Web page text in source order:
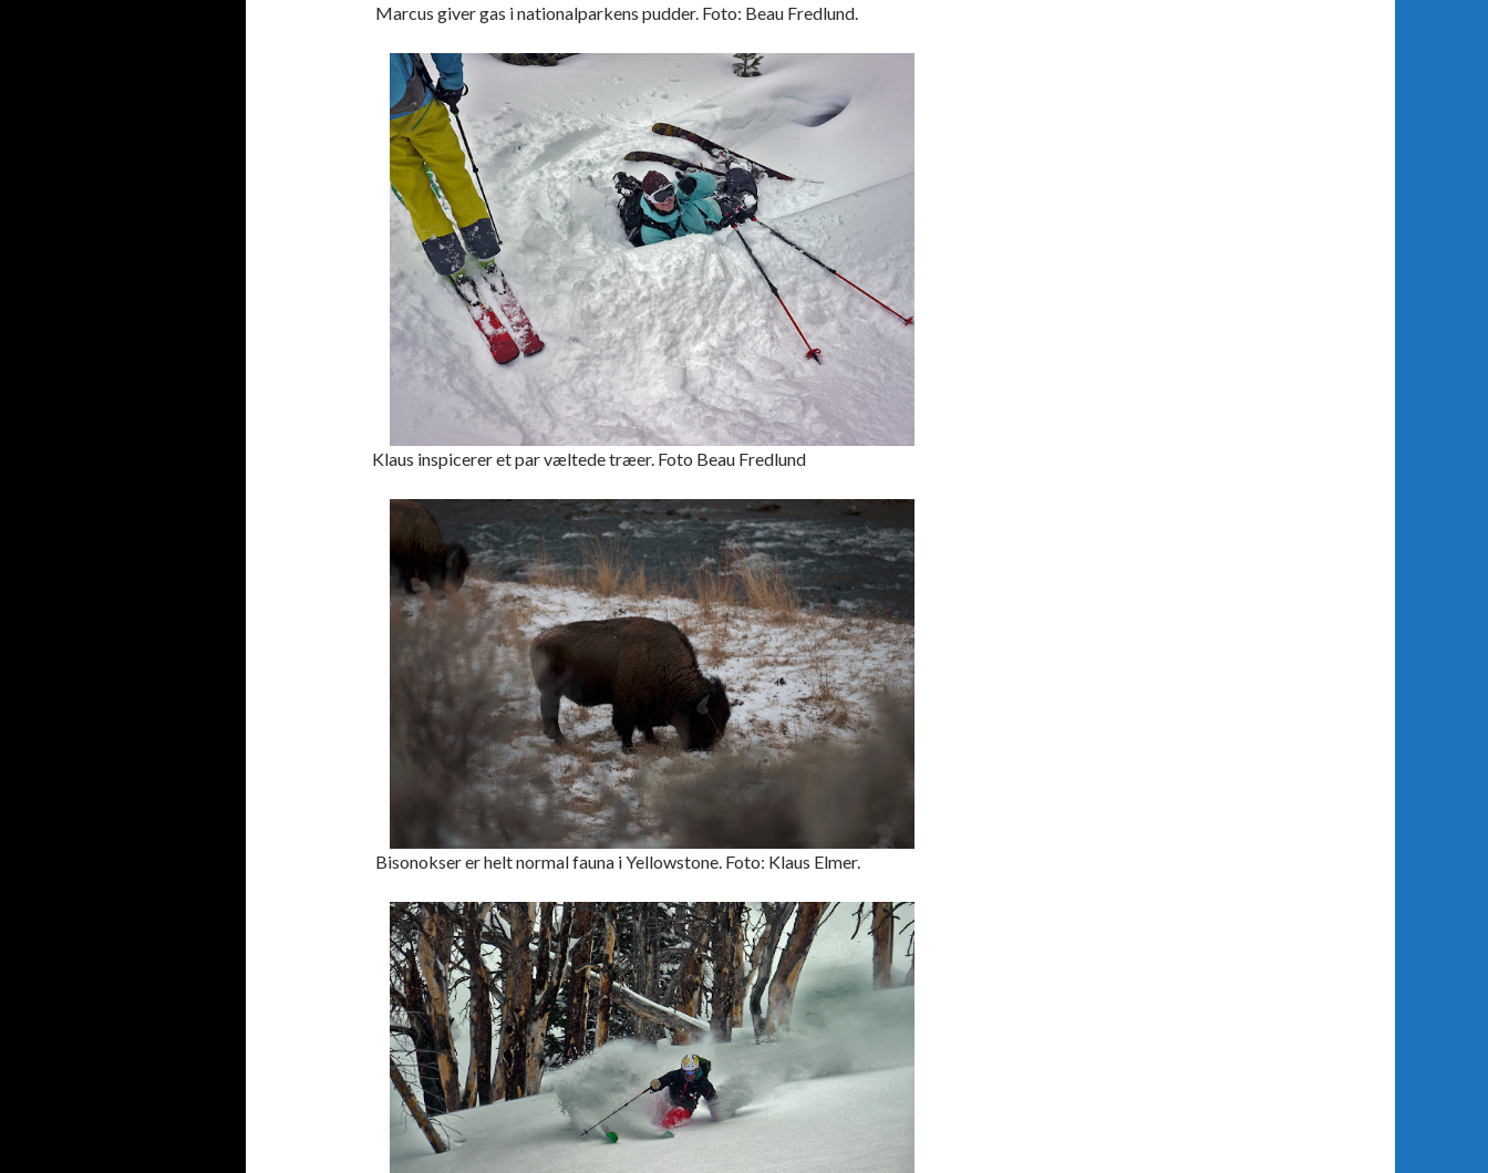
Marcus giver gas i nationalparkens pudder. Foto: Beau Fredlund.
Klaus inspicerer et par væltede træer. Foto Beau Fredlund
Bisonokser er helt normal fauna i Yellowstone. Foto: Klaus Elmer.